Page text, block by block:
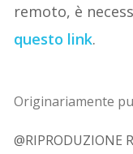
remoto, è
questo link.
Originariamente
@RIPRODUZIONE